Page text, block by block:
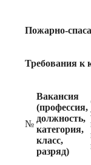
Пожарно-
Требования к
№
Вакансия
(профессия,
должность,
категория,
класс,
разряд)